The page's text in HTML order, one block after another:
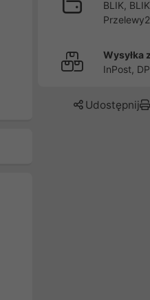
BLIK,
Wysyłka
InPost,
Udostępnij